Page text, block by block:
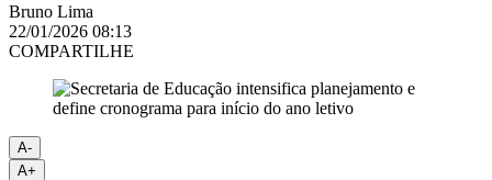
Bruno Lima
22/01/2026 08:13
COMPARTILHE
A-
A+